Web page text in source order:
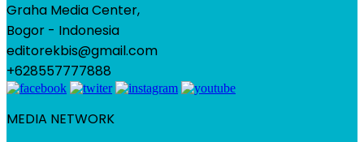
Graha Media Center,
Bogor - Indonesia
editorekbis@gmail.com
+628557777888
MEDIA NETWORK